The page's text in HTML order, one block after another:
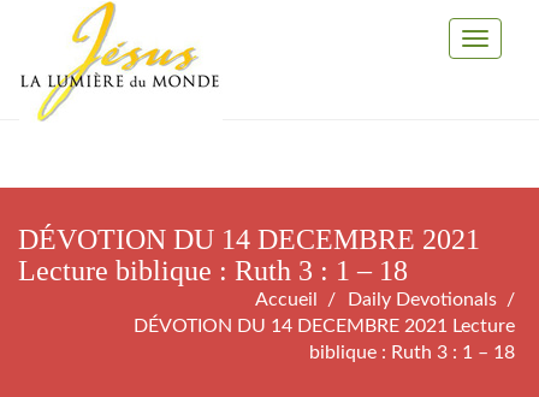
Toggle
DÉVOTION DU 14 DECEMBRE 2021
Lecture biblique : Ruth 3 : 1 – 18
Accueil
Daily Devotionals
DÉVOTION DU 14 DECEMBRE 2021 Lecture
biblique : Ruth 3 : 1 – 18